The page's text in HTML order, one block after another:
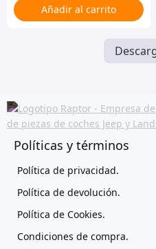
Añadir al carrito
Políticas y términos
Política de privacidad.
Política de devolución.
Política de Cookies.
Condiciones de compra.